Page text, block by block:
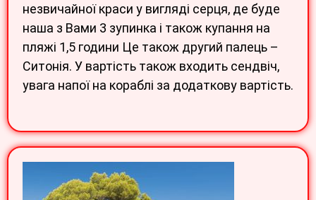
незвичайної краси у вигляді серця, де буде
наша з Вами 3 зупинка і також купання на
пляжі 1,5 години Це також другий палець –
Ситонія. У вартість також входить сендвіч,
увага напої на кораблі за додаткову вартість.